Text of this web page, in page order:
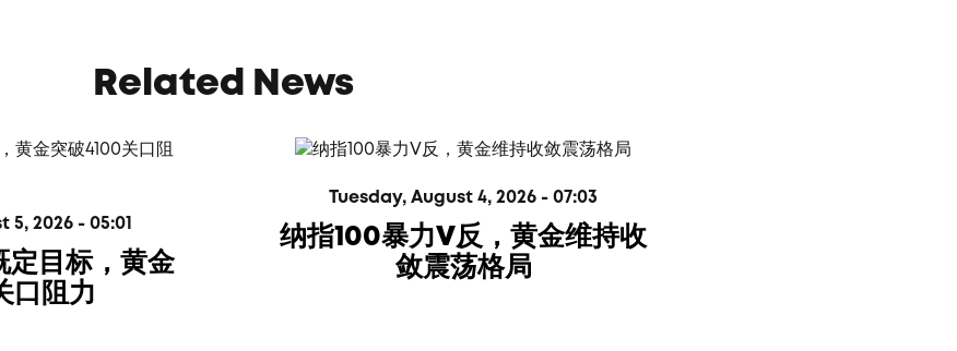
Related News
2026 - 05:01
目标，黄金
口阻力
Tuesday, August 4, 2026 - 07:03
纳指100暴力V反，黄金维持收
敛震荡格局